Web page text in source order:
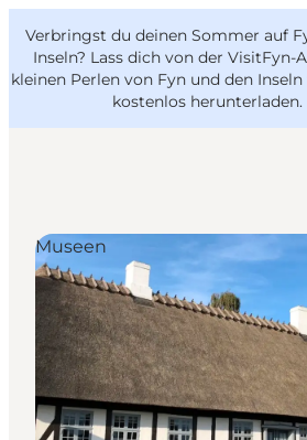
Verbringst du deinen Sommer auf
Inseln? Lass dich von der VisitFyn-
kleinen Perlen von Fyn und den Inseln
kostenlos herunterladen.
Reise Ideen
Outdoor & bike
Essen & trinken
Übernachtung
VisitFyn
Deutsch
Museen